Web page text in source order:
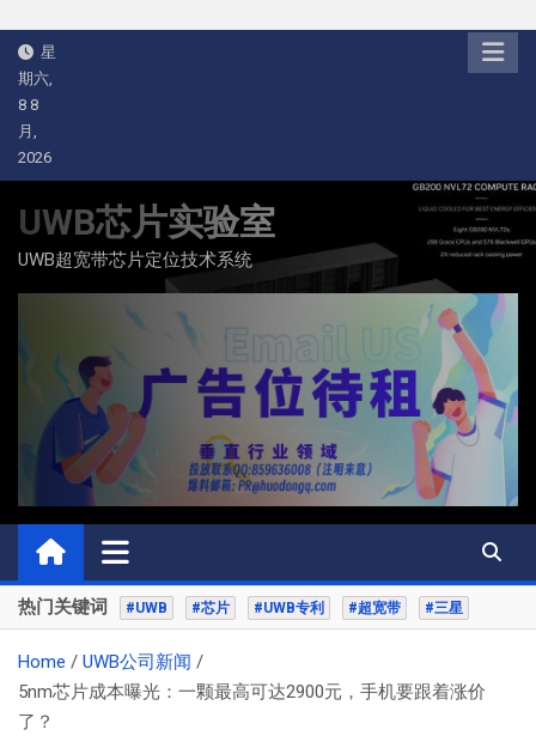
Skip
content
星
期六,
8 8
月,
2026
UWB芯片实验室
UWB超宽带芯片定位技术系统
热门关键词 #UWB #芯片 #UWB专利 #超宽带 #三星
Home
UWB公司新闻
5nm芯片成本曝光：一颗最高可达2900元，手机要跟着涨价
了？